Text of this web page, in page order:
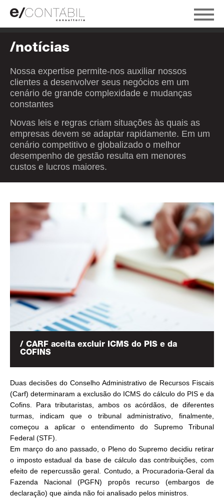
/notícias
Nossa expertise permite-nos auxiliar nossos
clientes a desenvolver seus negócios em um
cenário de grande complexidade e mudanças
constantes
Novas leis e regras criam situações às quais as
empresas devem se adaptar rapidamente. Em um
cenário competitivo e globalizado o melhor
desempenho de gestão resulta em menores
custos e lucros maiores.
/ CARF aceita excluir ICMS do PIS e da
COFINS
Duas decisões do Conselho Administrativo de Recursos Fiscais
(Carf) determinaram a exclusão do ICMS do cálculo do PIS e da
Cofins. Para tributaristas, ambos os acórdãos, de diferentes
turmas, indicam que o tribunal administrativo, finalmente,
começou a aplicar o entendimento do Supremo Tribunal
Federal (STF).
Em março do ano passado, o Pleno do Supremo decidiu retirar
o imposto estadual da base de cálculo das contribuições, com
efeito de repercussão geral. Contudo, a Procuradoria-Geral da
Fazenda Nacional (PGFN) propôs recurso (embargos de
declaração) que ainda não foi analisado pelos ministros.